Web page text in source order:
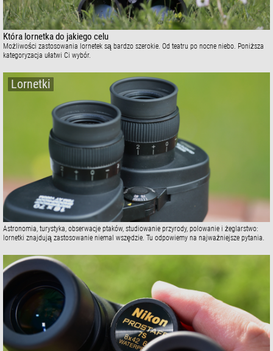
Która lornetka do jakiego celu
Możliwości zastosowania lornetek są bardzo szerokie. Od teatru po nocne niebo. Poniższa
kategoryzacja ułatwi Ci wybór.
Lornetki
Astronomia, turystyka, obserwacje ptaków, studiowanie przyrody, polowanie i żeglarstwo:
lornetki znajdują zastosowanie niemal wszędzie. Tu odpowiemy na najważniejsze pytania.